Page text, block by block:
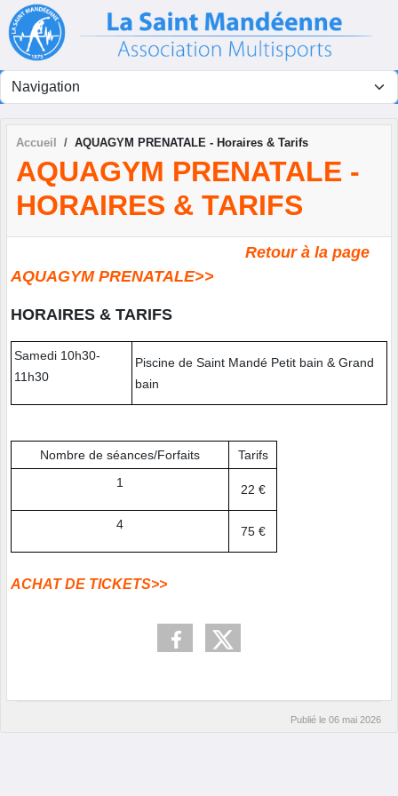
Accueil AQUAGYM PRENATALE - Horaires & Tarifs
AQUAGYM PRENATALE -
HORAIRES & TARIFS
Retour à la page
AQUAGYM PRENATALE>>
HORAIRES & TARIFS
Samedi 10h30-
11h30
Piscine de Saint Mandé Petit bain & Grand
bain
Nombre de séances/Forfaits
Tarifs
1
22 €
4 75 €
ACHAT DE TICKETS>>
Publié le 06 mai 2026
Panneau de gestion des cookies